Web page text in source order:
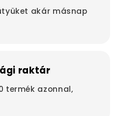
akár másnap
raktár
termék azonnal,